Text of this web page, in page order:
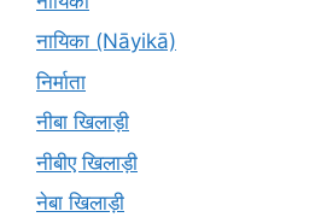
नायिका (Nāyikā)
निर्माता
नीबा खिलाड़ी
नीबीए खिलाड़ी
नेबा खिलाड़ी